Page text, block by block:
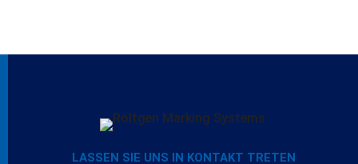
LASSEN SIE UNS IN KONTAKT TRETEN